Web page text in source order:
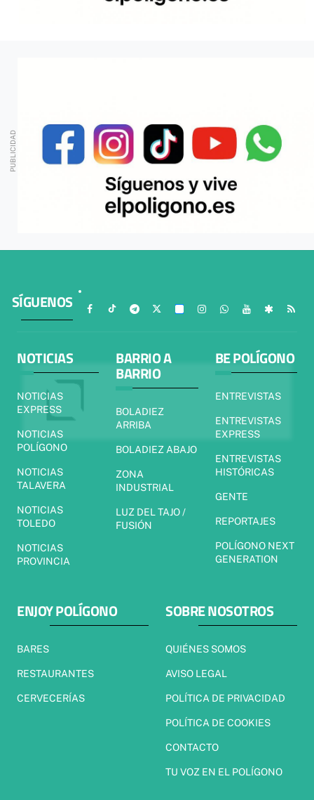
SÍGUENOS
NOTICIAS
NOTICIAS
EXPRESS
NOTICIAS
POLÍGONO
NOTICIAS
TALAVERA
NOTICIAS
TOLEDO
NOTICIAS
PROVINCIA
BARRIO A
BARRIO
BOLADIEZ
ARRIBA
BOLADIEZ ABAJO
ZONA
INDUSTRIAL
LUZ DEL TAJO /
FUSIÓN
BE POLÍGONO
ENTREVISTAS
ENTREVISTAS
EXPRESS
ENTREVISTAS
HISTÓRICAS
GENTE
REPORTAJES
POLÍGONO NEXT
GENERATION
ENJOY POLÍGONO
BARES
RESTAURANTES
CERVECERÍAS
SOBRE NOSOTROS
QUIÉNES SOMOS
AVISO LEGAL
POLÍTICA DE PRIVACIDAD
POLÍTICA DE COOKIES
CONTACTO
TU VOZ EN EL POLÍGONO